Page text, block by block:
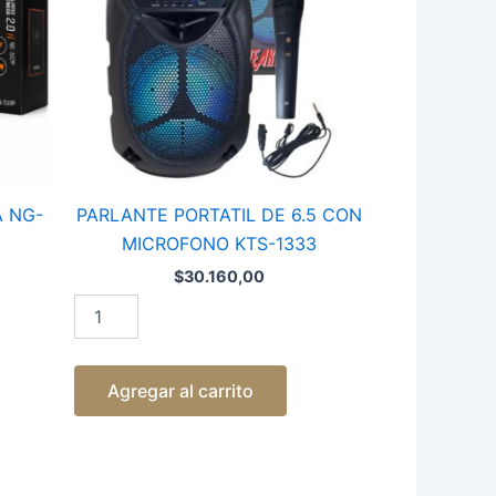
NG-
PARLANTE PORTATIL DE 6.5 CON
MICROFONO KTS-1333
$30.160,00
MICROFONO
KTS-
1333
cantidad
Agregar al carrito